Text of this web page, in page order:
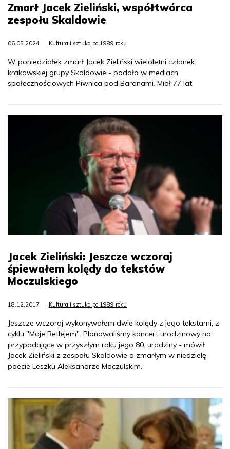
Zmarł Jacek Zieliński, współtwórca
zespołu Skaldowie
06.05.2024 Kultura i sztuka po 1989 roku
W poniedziałek zmarł Jacek Zieliński wieloletni członek
krakowskiej grupy Skaldowie - podała w mediach
społecznościowych Piwnica pod Baranami. Miał 77 lat.
Jacek Zieliński: Jeszcze wczoraj
śpiewałem kolędy do tekstów
Moczulskiego
18.12.2017 Kultura i sztuka po 1989 roku
Jeszcze wczoraj wykonywałem dwie kolędy z jego tekstami, z
cyklu "Moje Betlejem". Planowaliśmy koncert urodzinowy na
przypadające w przyszłym roku jego 80. urodziny - mówił
Jacek Zieliński z zespołu Skaldowie o zmarłym w niedzielę
poecie Leszku Aleksandrze Moczulskim.